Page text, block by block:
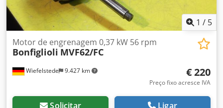
1 / 5
Wiefelstede 9.427 km
Motor de engrenagem 0,37 kW 56 rpm
Bonfiglioli MVF62/FC
€ 220
Preço fixo acresce IVA
Solicitar Ligar